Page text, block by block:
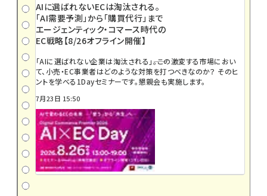
AIに選ばれないECは淘汰される。
「AI需要予測」から「購買代行」まで
エージェンティック・コマース時代の
EC戦略【8/26オフライン開催】
「AIに選ばれない企業は淘汰される」――。この激変する市場におい
て、小売・EC事業者はどのような対策を打つべきなのか？ そのヒ
ントを学べる1Dayセミナーです。懇親会も実施します。
7月23日 15:50